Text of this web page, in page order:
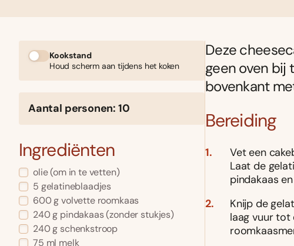
Kookstand
Houd scherm aan tijdens het koken
Aantal personen: 10
Ingrediënten
olie (om in te vetten)
5 gelatineblaadjes
600 g volvette roomkaas
240 g pindakaas (zonder stukjes)
240 g schenkstroop
75 ml melk
Deze
geen oven bij
bovenkant
Bereiding
Vet een
Laat de
pindakaas
Knijp de
laag vuur tot